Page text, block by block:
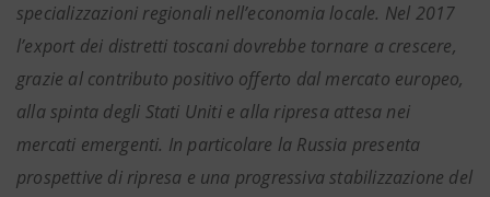
specializzazioni regionali nell’economia locale. Nel 2017
l’export dei distretti toscani dovrebbe tornare a crescere,
grazie al contributo positivo offerto dal mercato europeo,
alla spinta degli Stati Uniti e alla ripresa attesa nei
mercati emergenti. In particolare la Russia presenta
prospettive di ripresa e una progressiva stabilizzazione del